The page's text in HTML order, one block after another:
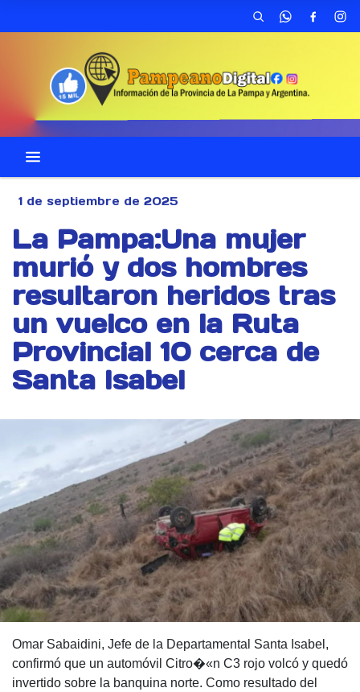
1 de septiembre de 2025
La Pampa:Una mujer
murió y dos hombres
resultaron heridos tras
un vuelco en la Ruta
Provincial 10 cerca de
Santa Isabel
Omar Sabaidini, Jefe de la Departamental Santa Isabel,
confirmó que un automóvil Citro�«n C3 rojo volcó y quedó
invertido sobre la banquina norte. Como resultado del